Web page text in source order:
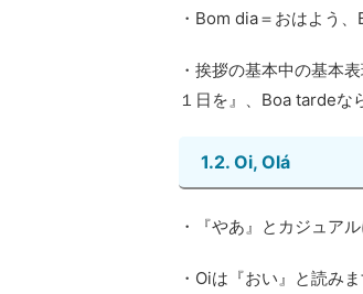
・Bom dia＝おはよう
・挨拶の基本中の基本
１日を』、Boa tardeな
1.2. Oi, Olá
・『やあ』とカジュア
・Oiは『おい』と読み